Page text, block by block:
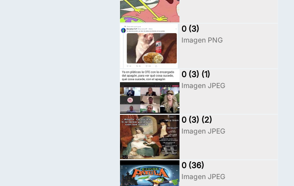
0 (3)
Imagen PNG
0 (3) (1)
Imagen JPEG
0 (3) (2)
Imagen JPEG
0 (36)
Imagen JPEG